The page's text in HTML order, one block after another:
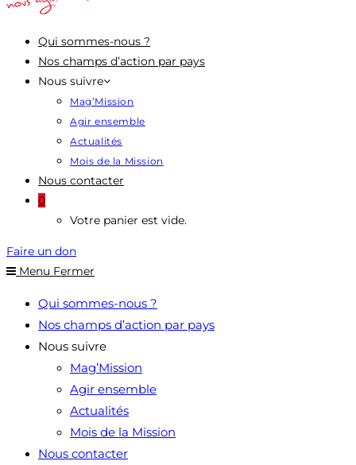
Qui sommes-nous ?
Nos champs d’action par pays
Nous suivre
Mag’Mission
Agir ensemble
Actualités
Mois de la Mission
Nous contacter
0
Votre panier est vide.
Faire un don
Menu Fermer
Qui sommes-nous ?
Nos champs d’action par pays
Nous suivre
Mag’Mission
Agir ensemble
Actualités
Mois de la Mission
Nous contacter